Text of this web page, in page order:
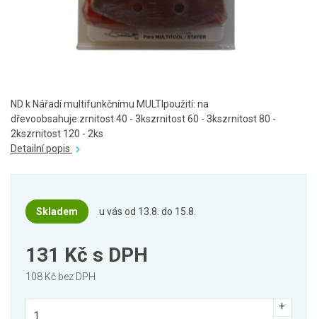
ND k Nářadí multifunkčnímu MULTIpoužití: na
dřevoobsahuje:zrnitost 40 - 3kszrnitost 60 - 3kszrnitost 80 -
2kszrnitost 120 - 2ks
Detailní popis
Skladem u vás od 13.8. do 15.8.
131 Kč s DPH
108 Kč bez DPH